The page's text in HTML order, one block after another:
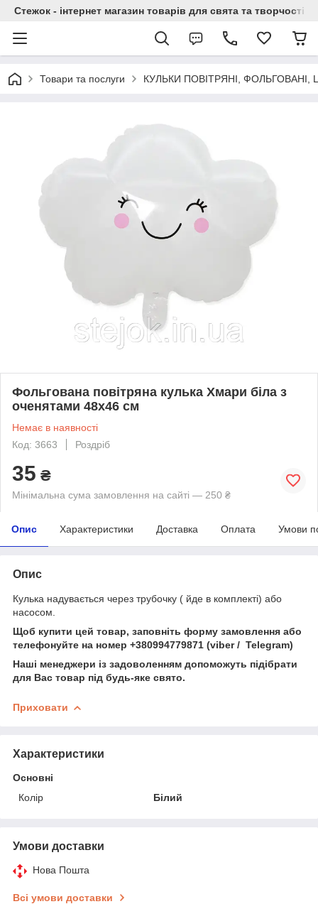
Стежок - інтернет магазин товарів для свята та творчості
Товари та послуги КУЛЬКИ ПОВІТРЯНІ,
Фольгована повітряна кулька Хмари біла з
оченятами 48х46 см
Немає в наявності
Код: 3663
Роздріб
35 ₴
Мінімальна сума замовлення на сайті — 250 ₴
Опис Характеристики Доставка Оплата Умови
Опис
Кулька надувається через трубочку ( йде в комплекті) або
насосом.
Щоб купити цей товар, заповніть форму замовлення або
телефонуйте на номер +380994779871 (viber / Telegram)
Наші менеджери із задоволенням допоможуть підібрати
для Вас товар під будь-яке свято.
Приховати
Характеристики
Основні
Колір
Білий
Умови доставки
Нова Пошта
Всі умови доставки